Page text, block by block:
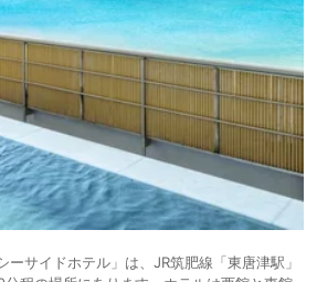
ーサイドホテル」は、JR筑肥線「東唐津駅」